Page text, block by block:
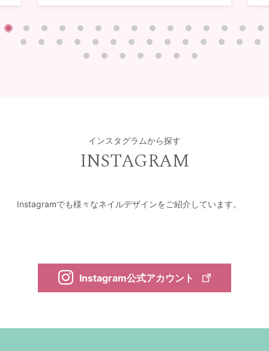
インスタグラムから探す
INSTAGRAM
Instagramでも様々なネイルデザインをご紹介しています。
Instagram公式アカウント